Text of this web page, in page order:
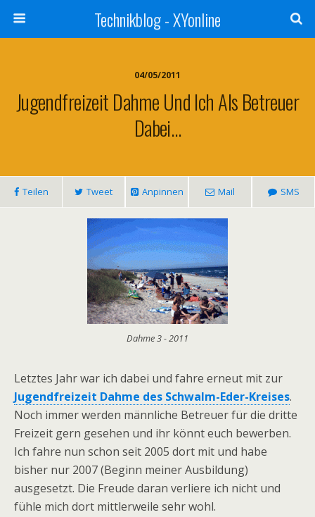
Technikblog - XYonline
04/05/2011
Jugendfreizeit Dahme Und Ich Als Betreuer
Dabei…
Teilen Tweet Anpinnen Mail SMS
Dahme 3 - 2011
Letztes Jahr war ich dabei und fahre erneut mit zur
Jugendfreizeit Dahme des Schwalm-Eder-Kreises.
Noch immer werden männliche Betreuer für die dritte
Freizeit gern gesehen und ihr könnt euch bewerben.
Ich fahre nun schon seit 2005 dort mit und habe
bisher nur 2007 (Beginn meiner Ausbildung)
ausgesetzt. Die Freude daran verliere ich nicht und
fühle mich dort mittlerweile sehr wohl.